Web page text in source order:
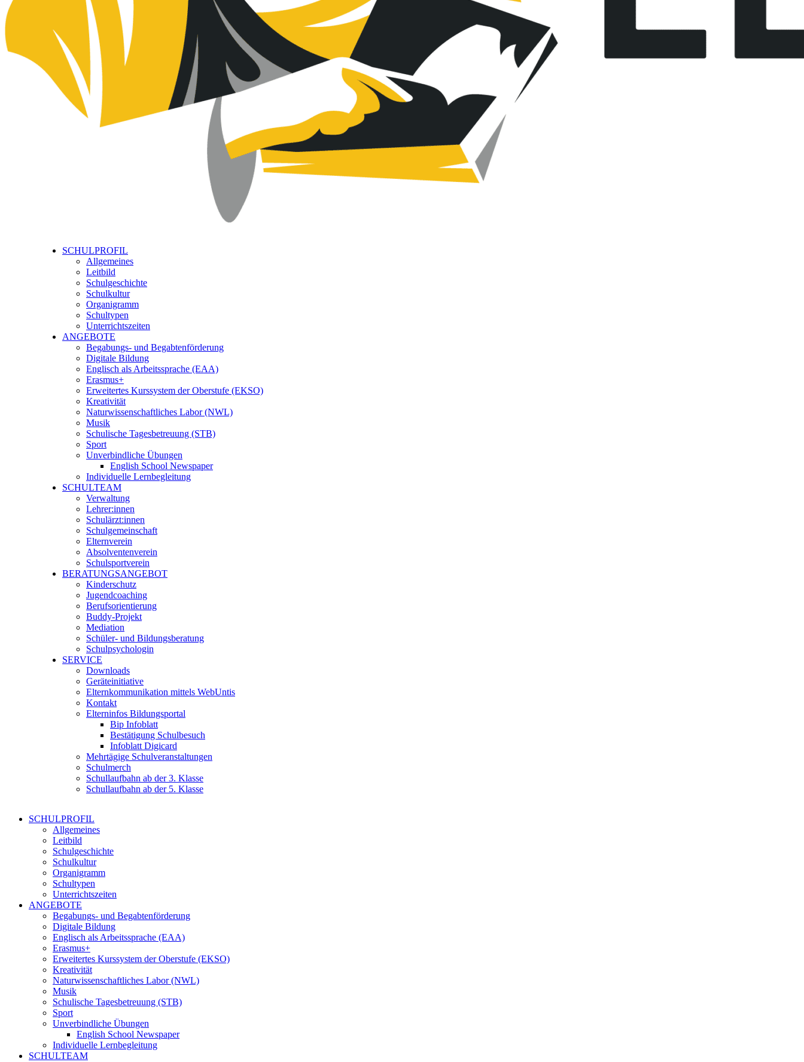
SCHULPROFIL
Allgemeines
Leitbild
Schulgeschichte
Schulkultur
Organigramm
Schultypen
Unterrichtszeiten
ANGEBOTE
Begabungs- und Begabtenförderung
Digitale Bildung
Englisch als Arbeitssprache (EAA)
Erasmus+
Erweitertes Kurssystem der Oberstufe (EKSO)
Kreativität
Naturwissenschaftliches Labor (NWL)
Musik
Schulische Tagesbetreuung (STB)
Sport
Unverbindliche Übungen
English School Newspaper
Individuelle Lernbegleitung
SCHULTEAM
Verwaltung
Lehrer:innen
Schulärzt:innen
Schulgemeinschaft
Elternverein
Absolventenverein
Schulsportverein
BERATUNGSANGEBOT
Kinderschutz
Jugendcoaching
Berufsorientierung
Buddy-Projekt
Mediation
Schüler- und Bildungsberatung
Schulpsychologin
SERVICE
Downloads
Geräteinitiative
Elternkommunikation mittels WebUntis
Kontakt
Elterninfos Bildungsportal
Bip Infoblatt
Bestätigung Schulbesuch
Infoblatt Digicard
Mehrtägige Schulveranstaltungen
Schulmerch
Schullaufbahn ab der 3. Klasse
Schullaufbahn ab der 5. Klasse
SCHULPROFIL
Allgemeines
Leitbild
Schulgeschichte
Schulkultur
Organigramm
Schultypen
Unterrichtszeiten
ANGEBOTE
Begabungs- und Begabtenförderung
Digitale Bildung
Englisch als Arbeitssprache (EAA)
Erasmus+
Erweitertes Kurssystem der Oberstufe (EKSO)
Kreativität
Naturwissenschaftliches Labor (NWL)
Musik
Schulische Tagesbetreuung (STB)
Sport
Unverbindliche Übungen
English School Newspaper
Individuelle Lernbegleitung
SCHULTEAM